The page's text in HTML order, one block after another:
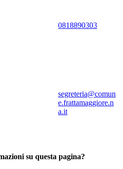
0818890303
segreteria@comun
e.frattamaggiore.n
a.it
su questa pagina?